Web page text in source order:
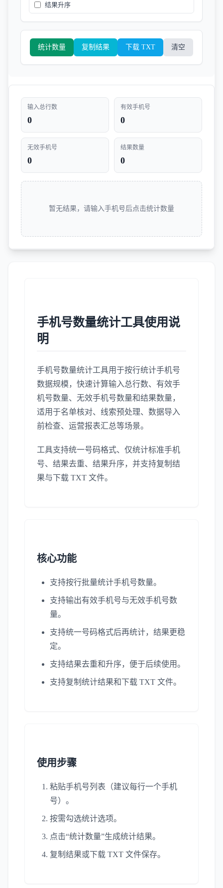
结果升序
统计数量 复制结果 下载 TXT 清空
输入总行数
0
有效手机号
0
无效手机号
0
结果数量
0
暂无结果，请输入手机号后点击统计数量
手机号数量统计工具使用说
明
手机号数量统计工具用于按行统计手机号
数据规模，快速计算输入总行数、有效手
机号数量、无效手机号数量和结果数量，
适用于名单核对、线索预处理、数据导入
前检查、运营报表汇总等场景。
工具支持统一号码格式、仅统计标准手机
号、结果去重、结果升序，并支持复制结
果与下载 TXT 文件。
核心功能
支持按行批量统计手机号数量。
支持输出有效手机号与无效手机号数
量。
支持统一号码格式后再统计，结果更稳
定。
支持结果去重和升序，便于后续使用。
支持复制统计结果和下载 TXT 文件。
使用步骤
粘贴手机号列表（建议每行一个手机
号）。
按需勾选统计选项。
点击“统计数量”生成统计结果。
复制结果或下载 TXT 文件保存。